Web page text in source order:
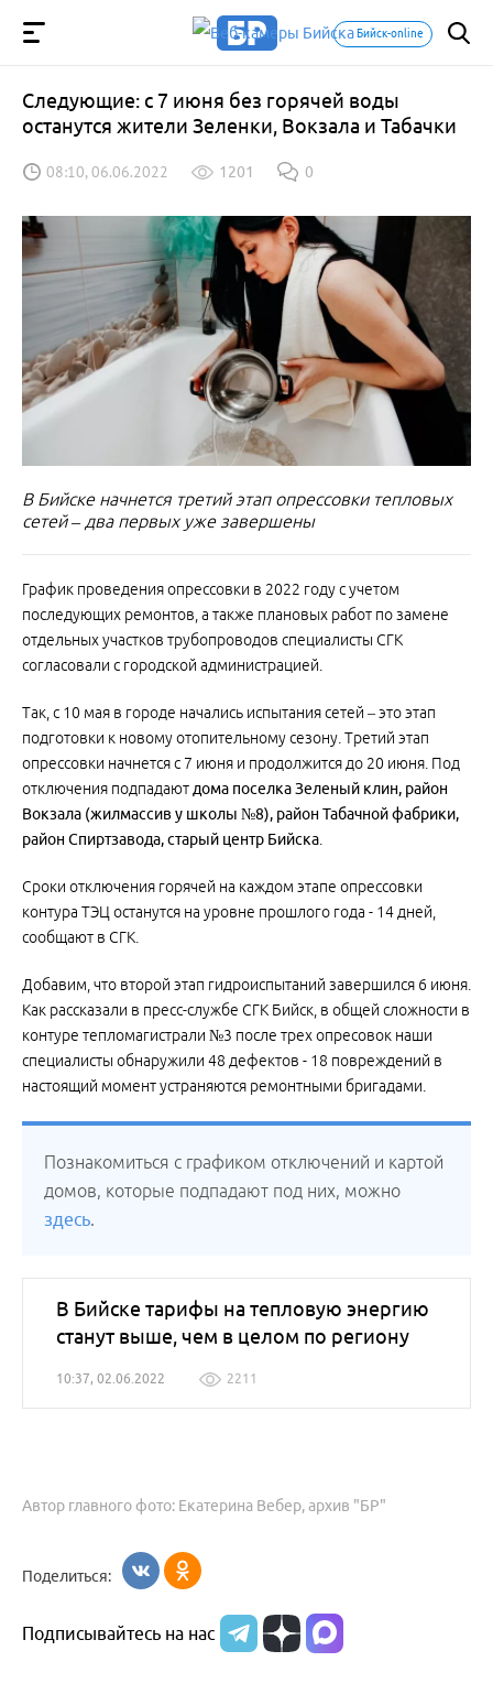
Бийск-online
Следующие: с 7 июня без горячей воды
останутся жители Зеленки, Вокзала и Табачки
08:10, 06.06.2022 1201 0
В Бийске начнется третий этап опрессовки тепловых
сетей – два первых уже завершены
График проведения опрессовки в 2022 году с учетом
последующих ремонтов, а также плановых работ по замене
отдельных участков трубопроводов специалисты СГК
согласовали с городской администрацией.
Так, с 10 мая в городе начались испытания сетей – это этап
подготовки к новому отопительному сезону. Третий этап
опрессовки начнется с 7 июня и продолжится до 20 июня. Под
отключения подпадаютдома поселка Зеленый клин, район
Вокзала (жилмассив у школы №8), район Табачной фабрики,
район Спиртзавода, старый центр Бийска.
Сроки отключения горячей на каждом этапе опрессовки
контура ТЭЦ останутся на уровне прошлого года - 14 дней,
сообщают в СГК.
Добавим, что второй этап гидроиспытаний завершился 6 июня.
Как рассказали в пресс-службе СГК Бийск, в общей сложности в
контуре тепломагистрали №3 после трех опресовок наши
специалисты обнаружили 48 дефектов - 18 повреждений в
настоящий момент устраняются ремонтными бригадами.
Познакомиться с графиком отключений и картой
домов, которые подпадают под них, можно
здесь.
В Бийске тарифы на тепловую энергию
станут выше, чем в целом по региону
10:37, 02.06.2022 2211
Автор главного фото: Екатерина Вебер, архив "БР"
Поделиться:
Подписывайтесь на нас